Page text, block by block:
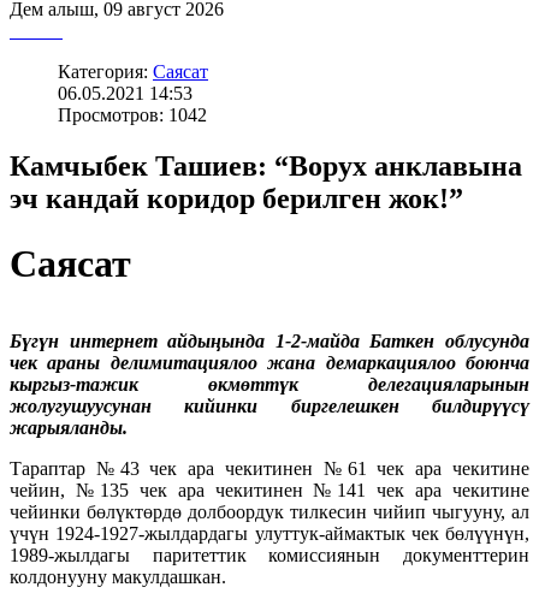
Дем алыш, 09 август 2026
Категория: Саясат
06.05.2021 14:53
Просмотров: 1042
Камчыбек Ташиев: “Ворух анклавына
эч кандай коридор берилген жок!”
Саясат
Бүгүн интернет айдыңында 1-2-майда Баткен облусунда
чек араны делимитациялоо жана демаркациялоо боюнча
кыргыз-тажик өкмөттүк делегацияларынын
жолугушуусунан кийинки биргелешкен билдирүүсү
жарыяланды.
Тараптар №43 чек ара чекитинен №61 чек ара чекитине
чейин, №135 чек ара чекитинен №141 чек ара чекитине
чейинки бөлүктөрдө долбоордук тилкесин чийип чыгууну, ал
үчүн 1924-1927-жылдардагы улуттук-аймактык чек бөлүүнүн,
1989-жылдагы паритеттик комиссиянын документтерин
колдонууну макулдашкан.